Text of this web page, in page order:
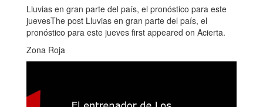
Lluvias en gran parte del país, el pronóstico para este
juevesThe post Lluvias en gran parte del país, el
pronóstico para este jueves first appeared on Acierta.
Zona Roja